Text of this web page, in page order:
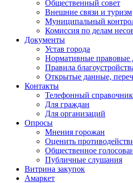
Общественный совет
Внешние связи и туризм
Муниципальный
Комиссия по делам
Документы
Устав города
Нормативные правовые
Правила
Открытые данные,
Контакты
Телефонный справочник
Для граждан
Для организаций
Опросы
Мнения горожан
Оценить
Общественное
Публичные слушания
Витрина закупок
Амаркет